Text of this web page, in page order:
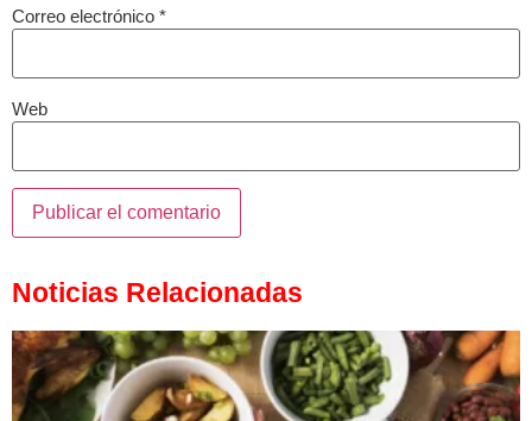
Correo electrónico *
Web
Noticias Relacionadas